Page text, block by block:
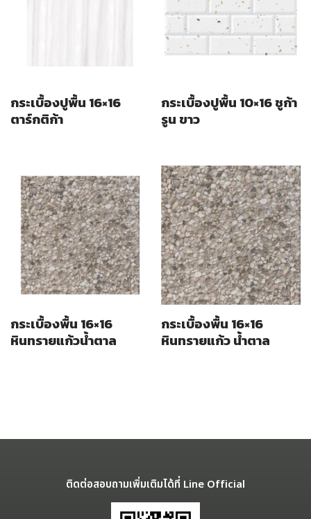
กระเบื้องปูพื้น 16×16
ตาร์กติก้า
กระเบื้องปูพื้น 10×16 ชูก้า
รูน ขาว
กระเบื้องพื้น 16×16
หินทรายแก้วน้ำตาล
กระเบื้องพื้น 16×16
หินทรายแก้ว น้ำตาล
ติดต่อสอบถามเพิ่มเติมได้ที่ Line Official